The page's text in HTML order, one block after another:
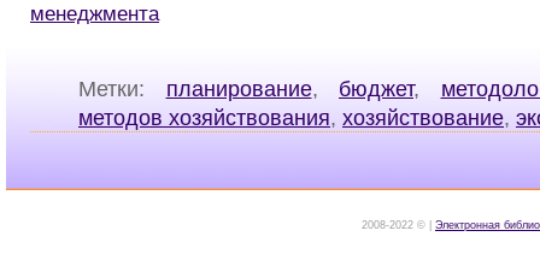
менеджмента
Метки: планирование, бюджет,
методов хозяйствования, хозяйствование,
2008-2022 © | Электронная